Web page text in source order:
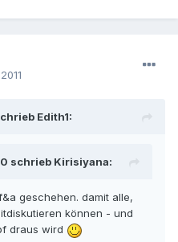
Edith1:
schrieb Kirisiyana:
geschehen. damit alle,
können - und
draus wird